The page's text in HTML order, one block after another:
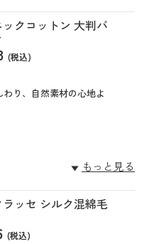
クコットン 大判バ
(税込)
わり、自然素材の心地よ
もっと見る
ラッセ シルク混綿毛
(税込)